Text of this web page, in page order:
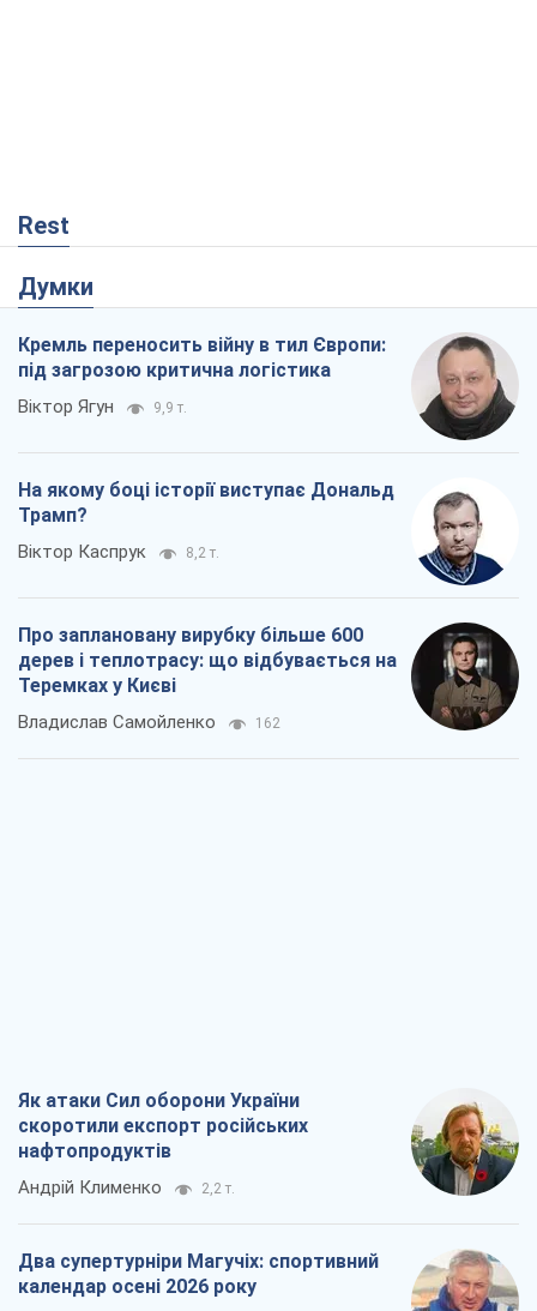
Rest
Думки
Кремль переносить війну в тил Європи:
під загрозою критична логістика
Віктор Ягун 9,9 т.
На якому боці історії виступає Дональд
Трамп?
Віктор Каспрук 8,2 т.
Про заплановану вирубку більше 600
дерев і теплотрасу: що відбувається на
Теремках у Києві
Владислав Самойленко 162
Як атаки Сил оборони України
скоротили експорт російських
нафтопродуктів
Андрій Клименко 2,2 т.
Два супертурніри Магучіх: спортивний
календар осені 2026 року